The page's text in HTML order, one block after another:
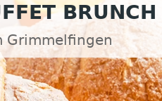
Grimmelfingen